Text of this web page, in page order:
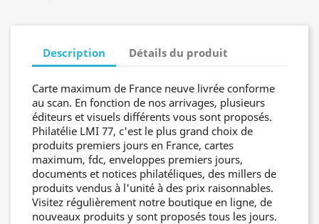
Description Détails du produit
Carte maximum de France neuve livrée conforme
au scan. En fonction de nos arrivages, plusieurs
éditeurs et visuels différents vous sont proposés.
Philatélie LMI 77, c'est le plus grand choix de
produits premiers jours en France, cartes
maximum, fdc, enveloppes premiers jours,
documents et notices philatéliques, des millers de
produits vendus à l'unité à des prix raisonnables.
Visitez régulièrement notre boutique en ligne, de
nouveaux produits y sont proposés tous les jours.